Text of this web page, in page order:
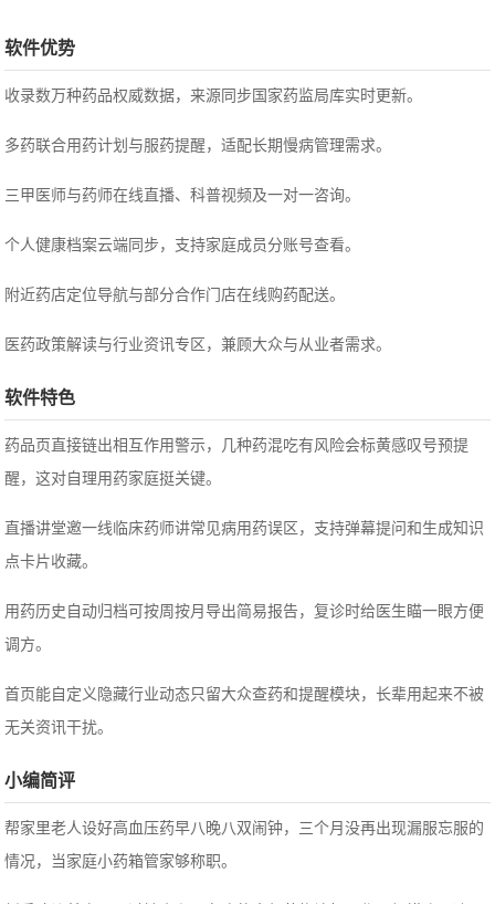
软件优势
收录数万种药品权威数据，来源同步国家药监局库实时更新。
多药联合用药计划与服药提醒，适配长期慢病管理需求。
三甲医师与药师在线直播、科普视频及一对一咨询。
个人健康档案云端同步，支持家庭成员分账号查看。
附近药店定位导航与部分合作门店在线购药配送。
医药政策解读与行业资讯专区，兼顾大众与从业者需求。
软件特色
药品页直接链出相互作用警示，几种药混吃有风险会标黄感叹号预提
醒，这对自理用药家庭挺关键。
直播讲堂邀一线临床药师讲常见病用药误区，支持弹幕提问和生成知识
点卡片收藏。
用药历史自动归档可按周按月导出简易报告，复诊时给医生瞄一眼方便
调方。
首页能自定义隐藏行业动态只留大众查药和提醒模块，长辈用起来不被
无关资讯干扰。
小编简评
帮家里老人设好高血压药早八晚八双闹钟，三个月没再出现漏服忘服的
情况，当家庭小药箱管家够称职。